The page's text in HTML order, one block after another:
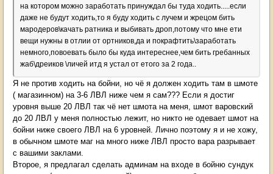
на котором можно заработать принуждал бы туда ходить.....если
даже не будут ходить,то я буду ходить с лучем и жрецом бить
мародеров\качать ратника и выбивать дроп,потому что мне ети
вещи нужны в отлии от ортников,да и покрафтить\заработать
немного,повоевать было бы куда интереснее,чем бить гребанных
жаб\дреиков \личей итд я устал от етого за 2 года..
Я не против ходить на бойни, но чё я должен ходить там в шмоте
( магазинном) на 3-6 ЛВЛ ниже чем я сам??? Если я достиг
уровня выше 20 ЛВЛ так чё нет шмота на меня, шмот варовский
до 20 ЛВЛ у меня полностью лежит, но никто не одевает шмот на
бойни ниже своего ЛВЛ на 6 уровней. Лично поэтому я и не хожу,
в обычном шмоте маг на много ниже ЛВЛ просто вара разрывает
с вашими заклами.
Второе, я предлагал сделать админам на входе в бойню сундук